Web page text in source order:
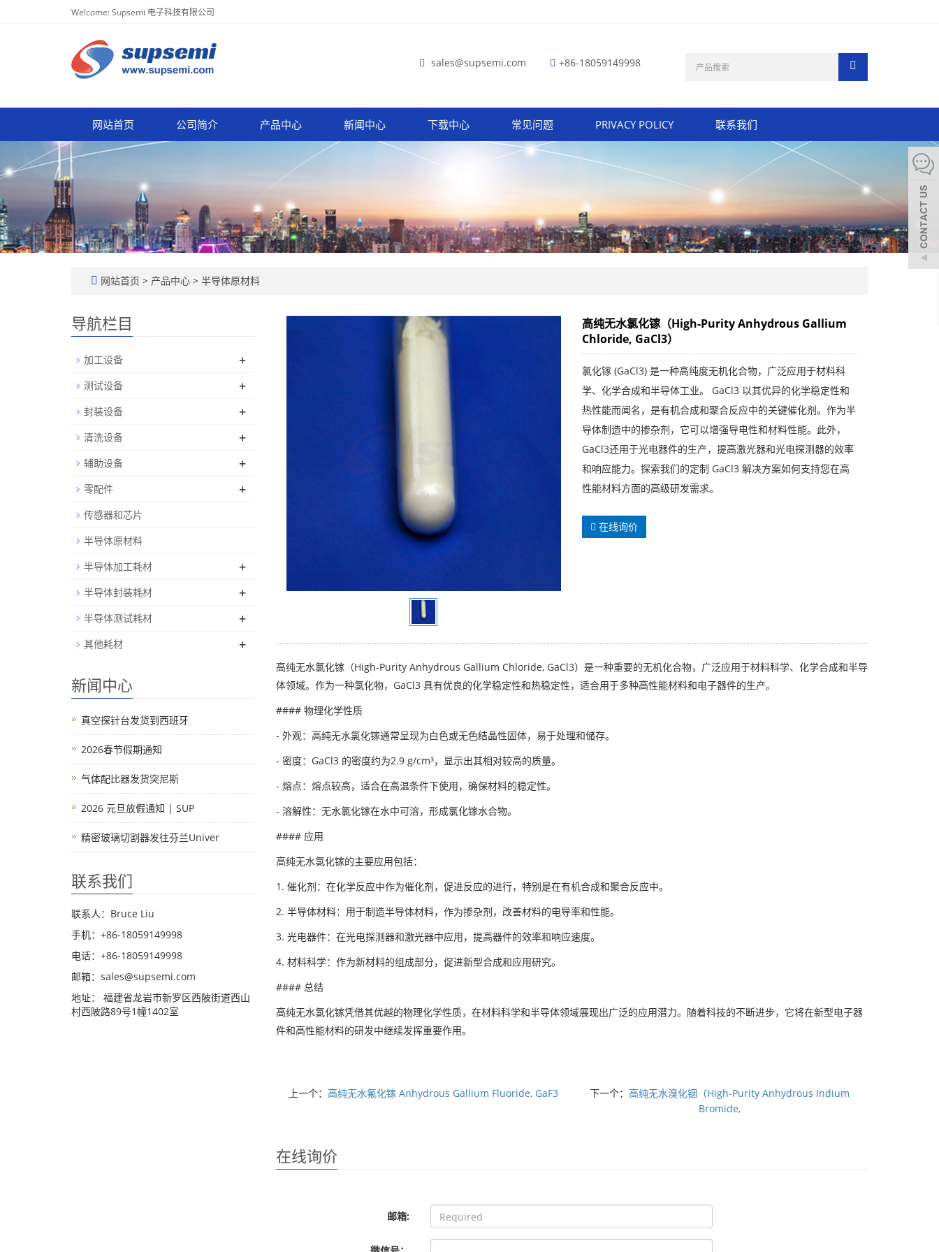
Welcome: Supsemi 电子科技有限公司
sales@supsemi.com +86-18059149998
网站首页 公司简介 产品中心 新闻中心 下载中心 常见问题 PRIVACY POLICY 联系我们
网站首页 > 产品中心 > 半导体原材料
高纯无水氯化镓（High-Purity Anhydrous Gallium
Chloride, GaCl3）
氯化镓 (GaCl3) 是一种高纯度无机化合物，广泛应用于材料科
学、化学合成和半导体工业。 GaCl3 以其优异的化学稳定性和
热性能而闻名，是有机合成和聚合反应中的关键催化剂。作为半
导体制造中的掺杂剂，它可以增强导电性和材料性能。此外，
GaCl3还用于光电器件的生产，提高激光器和光电探测器的效率
和响应能力。探索我们的定制 GaCl3 解决方案如何支持您在高
性能材料方面的高级研发需求。
在线询价
高纯无水氯化镓（High-Purity Anhydrous Gallium Chloride, GaCl3）是一种重要的无机化合物，广泛应用于材料科学、化学合成和半导
体领域。作为一种氯化物，GaCl3 具有优良的化学稳定性和热稳定性，适合用于多种高性能材料和电子器件的生产。
#### 物理化学性质
- 外观：高纯无水氯化镓通常呈现为白色或无色结晶性固体，易于处理和储存。
- 密度：GaCl3 的密度约为2.9 g/cm³，显示出其相对较高的质量。
- 熔点：熔点较高，适合在高温条件下使用，确保材料的稳定性。
- 溶解性：无水氯化镓在水中可溶，形成氯化镓水合物。
#### 应用
高纯无水氯化镓的主要应用包括：
1. 催化剂：在化学反应中作为催化剂，促进反应的进行，特别是在有机合成和聚合反应中。
2. 半导体材料：用于制造半导体材料，作为掺杂剂，改善材料的电导率和性能。
3. 光电器件：在光电探测器和激光器中应用，提高器件的效率和响应速度。
4. 材料科学：作为新材料的组成部分，促进新型合成和应用研究。
#### 总结
高纯无水氯化镓凭借其优越的物理化学性质，在材料科学和半导体领域展现出广泛的应用潜力。随着科技的不断进步，它将在新型电子器
件和高性能材料的研发中继续发挥重要作用。
上一个：高纯无水氟化镓 Anhydrous Gallium Fluoride, GaF3 下一个：高纯无水溴化铟（High-Purity Anhydrous Indium
Bromide,
在线询价
邮箱:
导航栏目
加工设备 +
测试设备 +
封装设备 +
清洗设备 +
辅助设备 +
零配件 +
传感器和芯片
半导体原材料
半导体加工耗材
+
半导体封装耗材 +
半导体测试耗材 +
其他耗材 +
新闻中心
真空探针台发货到西班牙
2026春节假期通知
气体配比器发货突尼斯
2026 元旦放假通知 | SUP
精密玻璃切割器发往芬兰Univer
联系我们
联系人：Bruce Liu
手机：+86-18059149998
电话：+86-18059149998
邮箱：sales@supsemi.com
地址： 福建省龙岩市新罗区西陂街道西山
村西陂路89号1幢1402室